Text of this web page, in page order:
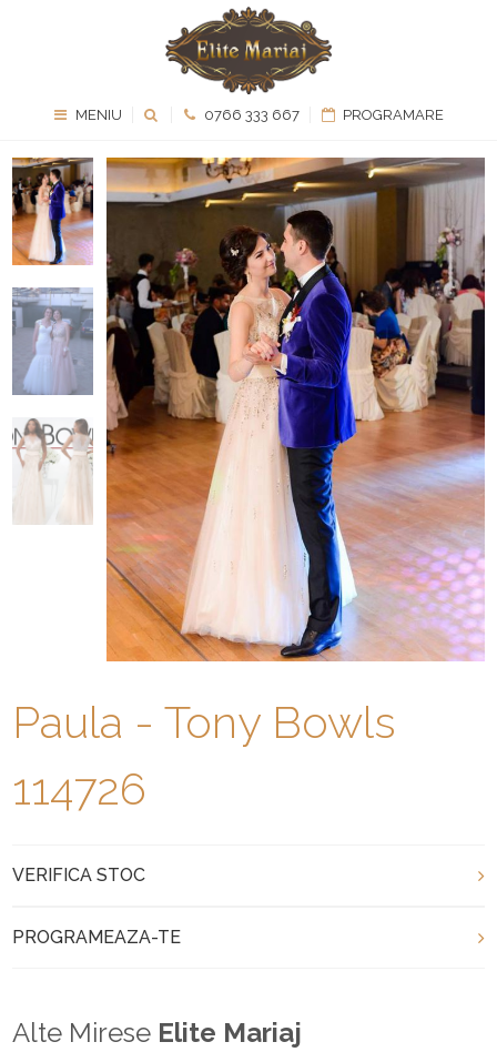
MENIU 0766 333 667 PROGRAMARE
Paula - Tony Bowls
114726
VERIFICA STOC
PROGRAMEAZA-TE
Alte Mirese Elite Mariaj